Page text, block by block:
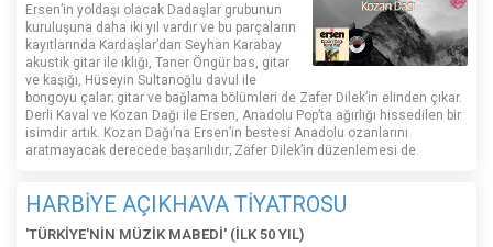
Ersen’in yoldaşı olacak Dadaşlar grubunun
kuruluşuna daha iki yıl vardır ve bu parçaların
kayıtlarında Kardaşlar’dan Seyhan Karabay
akustik gitar ile ıklığı, Taner Öngür bas, gitar
ve kaşığı, Hüseyin Sultanoğlu davul ile
bongoyu çalar; gitar ve bağlama bölümleri de Zafer Dilek’in elinden çıkar.
Derli Kaval ve Kozan Dağı ile Ersen, Anadolu Pop’ta ağırlığı hissedilen bir
isimdir artık. Kozan Dağı’na Ersen’in bestesi Anadolu ozanlarını
aratmayacak derecede başarılıdır; Zafer Dilek’in düzenlemesi de.
HARBİYE AÇIKHAVA TİYATROSU
'TÜRKİYE'NİN MÜZİK MABEDİ' (İLK 50 YIL)